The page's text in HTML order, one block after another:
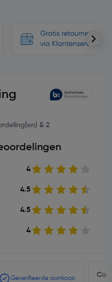
Gratis retourneren,
via Klantenservice
& 2
4
4.5
4.5
4
Geverifieerde aankoop